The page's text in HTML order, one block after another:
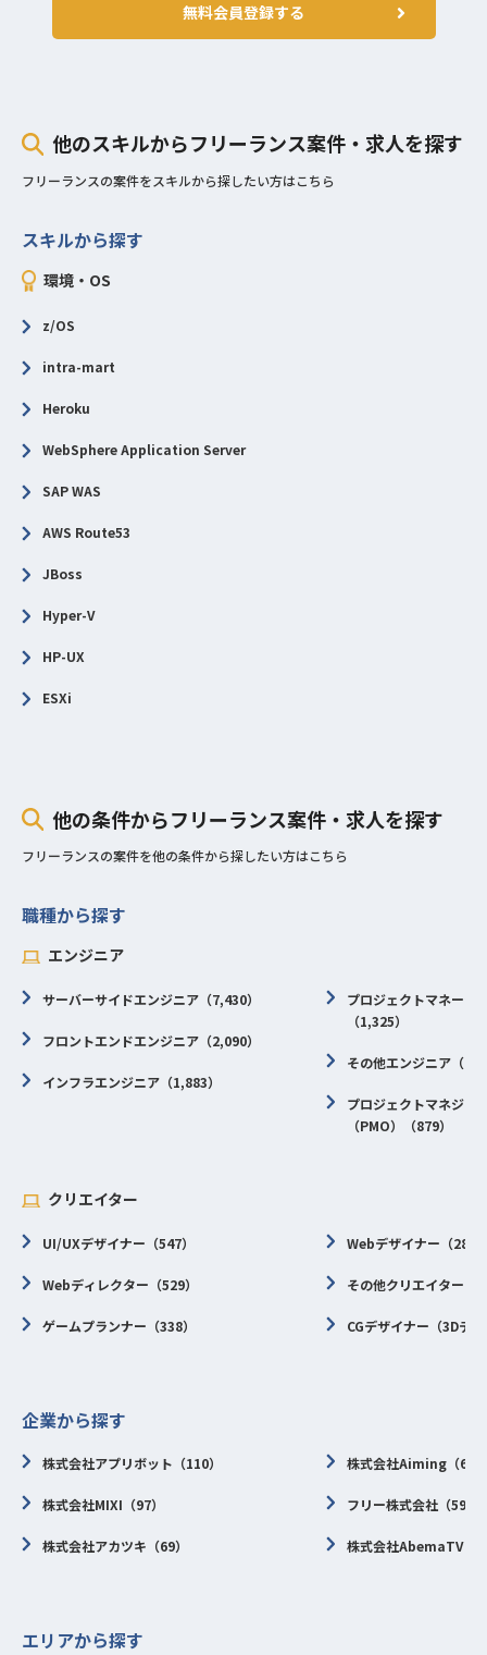
無料会員登録する
他のスキルからフリーランス案件・求人を探す
フリーランスの案件をスキルから探したい方はこちら
スキルから探す
環境・OS
z/OS
intra-mart
Heroku
WebSphere Application Server
SAP WAS
AWS Route53
JBoss
Hyper-V
HP-UX
ESXi
他の条件からフリーランス案件・求人を探す
フリーランスの案件を他の条件から探したい方はこちら
職種から探す
エンジニア
サーバーサイドエンジニア（7,430）
フロントエンドエンジニア（2,090）
インフラエンジニア（1,883）
プロジェクトマネージ
（1,325）
その他エンジニア（
プロジェクトマネジメ
（PMO）（879）
クリエイター
UI/UXデザイナー（547）
Webディレクター（529）
ゲームプランナー（338）
Webデザイナー（287
その他クリエイター（
CGデザイナー（3Dデ
企業から探す
株式会社アプリボット（110）
株式会社MIXI（97）
株式会社アカツキ（69）
株式会社Aiming（67
フリー株式会社（59）
株式会社AbemaTV（
エリアから探す